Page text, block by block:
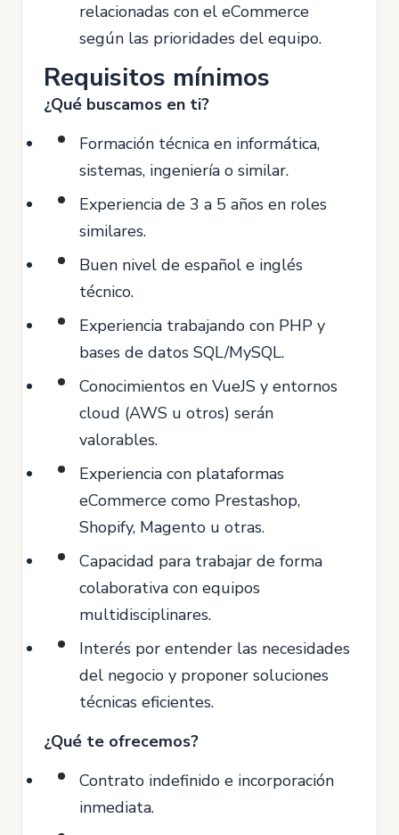
relacionadas con el eCommerce
según las prioridades del equipo.
Requisitos mínimos
¿Qué buscamos en ti?
Formación técnica en informática,
sistemas, ingeniería o similar.
Experiencia de 3 a 5 años en roles
similares.
Buen nivel de español e inglés
técnico.
Experiencia trabajando con PHP y
bases de datos SQL/MySQL.
Conocimientos en VueJS y entornos
cloud (AWS u otros) serán
valorables.
Experiencia con plataformas
eCommerce como Prestashop,
Shopify, Magento u otras.
Capacidad para trabajar de forma
colaborativa con equipos
multidisciplinares.
Interés por entender las necesidades
del negocio y proponer soluciones
técnicas eficientes.
¿Qué te ofrecemos?
Contrato indefinido e incorporación
inmediata.